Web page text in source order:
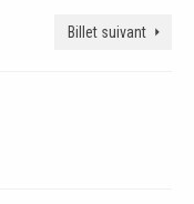
Billet suivant